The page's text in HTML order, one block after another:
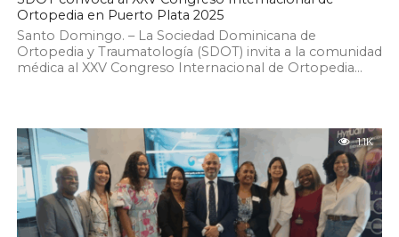
Ortopedia en Puerto Plata 2025
Santo Domingo. – La Sociedad Dominicana de
Ortopedia y Traumatología (SDOT) invita a la comunidad
médica al XXV Congreso Internacional de Ortopedia...
1.1K